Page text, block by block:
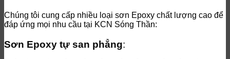
Chúng tôi cung cấp nhiều loại sơn Epoxy chất lượng cao để
đáp ứng mọi nhu cầu tại KCN Sóng Thần:
Sơn Epoxy tự san phẳng: